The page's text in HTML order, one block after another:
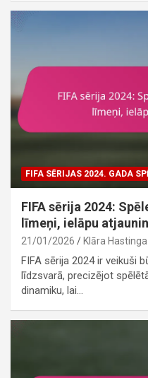
FIFA SĒRIJAS 2024. GADA
FIFA sērija 2024:
līmeņi, ielāpu
21/01/2026 Klāra Hastinga
FIFA sērija 2024 ir veikuši
līdzsvarā, precizējot
dinamiku, lai…